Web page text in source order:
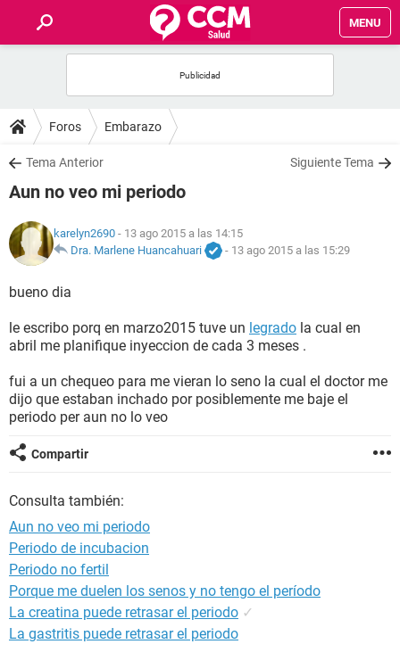
MENU
FOROS
SALUD
NUTRICIÓN
BIENESTAR
SEXUALIDAD
GLOSARIO
Foros Embarazo
Tema Anterior Siguiente Tema
Aun no veo mi periodo
karelyn2690 - 13 ago 2015 a las 14:15
Dra. Marlene Huancahuari
- 13 ago 2015 a las 15:29
bueno dia
le escribo porq en marzo2015 tuve un legrado la cual en
abril me planifique inyeccion de cada 3 meses .
fui a un chequeo para me vieran lo seno la cual el doctor me
dijo que estaban inchado por posiblemente me baje el
periodo per aun no lo veo
Compartir
Consulta también:
Aun no veo mi periodo
Periodo de incubacion
Periodo no fertil
Porque me duelen los senos y no tengo el período
La creatina puede retrasar el periodo ✓
La gastritis puede retrasar el periodo